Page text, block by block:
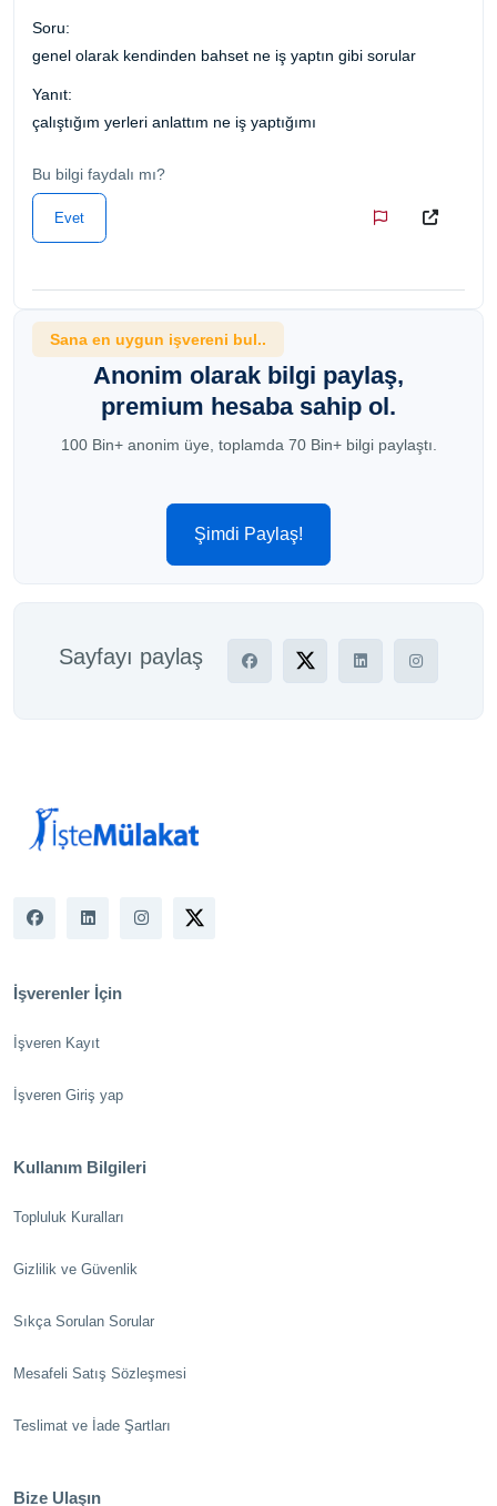
Soru:
genel olarak kendinden bahset ne iş yaptın gibi sorular
Yanıt:
çalıştığım yerleri anlattım ne iş yaptığımı
Bu bilgi faydalı mı?
Evet
Sana en uygun işvereni bul..
Anonim olarak bilgi paylaş,
premium hesaba sahip ol.
100 Bin+ anonim üye, toplamda 70 Bin+ bilgi paylaştı.
Şimdi Paylaş!
Sayfayı paylaş
İşverenler İçin
İşveren Kayıt
İşveren Giriş yap
Kullanım Bilgileri
Topluluk Kuralları
Gizlilik ve Güvenlik
Sıkça Sorulan Sorular
Mesafeli Satış Sözleşmesi
Teslimat ve İade Şartları
Bize Ulaşın